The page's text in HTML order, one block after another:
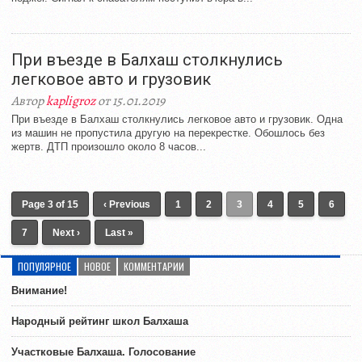
При въезде в Балхаш столкнулись
легковое авто и грузовик
Авторkapligrozот 15.01.2019
При въезде в Балхаш столкнулись легковое авто и грузовик. Одна
из машин не пропустила другую на перекрестке. Обошлось без
жертв. ДТП произошло около 8 часов...
Page 3 of 15 ‹ Previous 1 2 3 4 5 6
7 Next › Last »
ПОПУЛЯРНОЕ НОВОЕ КОММЕНТАРИИ
Внимание!
Народный рейтинг школ Балхаша
Участковые Балхаша. Голосование